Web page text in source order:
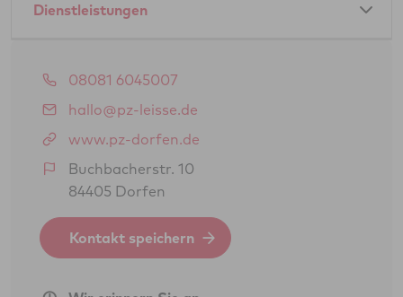
Dienstleistungen
Amtliche Dienstleistungen als GTÜ-Partner:
Hauptuntersuchung Pkw
Abgasuntersuchung
Änderungsabnahme gem. § 19 (3) StVZO
Oldtimerbegutachtung gem. § 23 StVZO
(H-Kennzeichen)
Gasprüfung Fahrzeugantrieb (GSP/GAP)
08081 6045007
hallo@pz-leisse.de
www.pz-dorfen.de
Buchbacherstr. 10
84405 Dorfen
Kontakt speichern